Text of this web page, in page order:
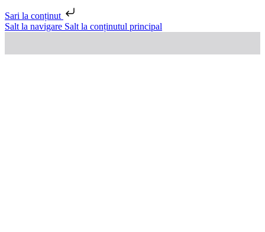
Sari la conținut
Salt la navigare Salt la conținutul principal